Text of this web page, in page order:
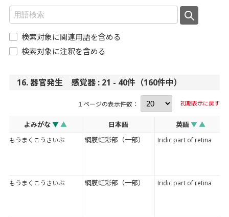
検索対象に関連用語を含める
検索対象に注釈を含める
16. 器官発生 感覚器 : 21 - 40件（160件中）
１ページの表示件数： 初期表示に戻す
よみがな▼ ▲ 日本語 英語▼ ▲
もうまくこうさいぶ 網膜虹彩部（一部） Iridic part of retina
もうまくこうさいぶ 網膜虹彩部（一部） Iridic part of retina